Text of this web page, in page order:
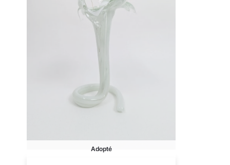
Adopté